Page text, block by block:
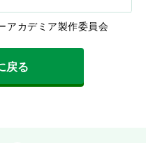
アカデミア製作委員会
戻る